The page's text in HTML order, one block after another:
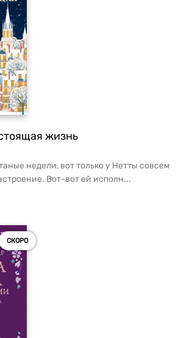
жизнь
недели, вот только у Нетты совсем
Вот-вот ей исполн...
СКОРО